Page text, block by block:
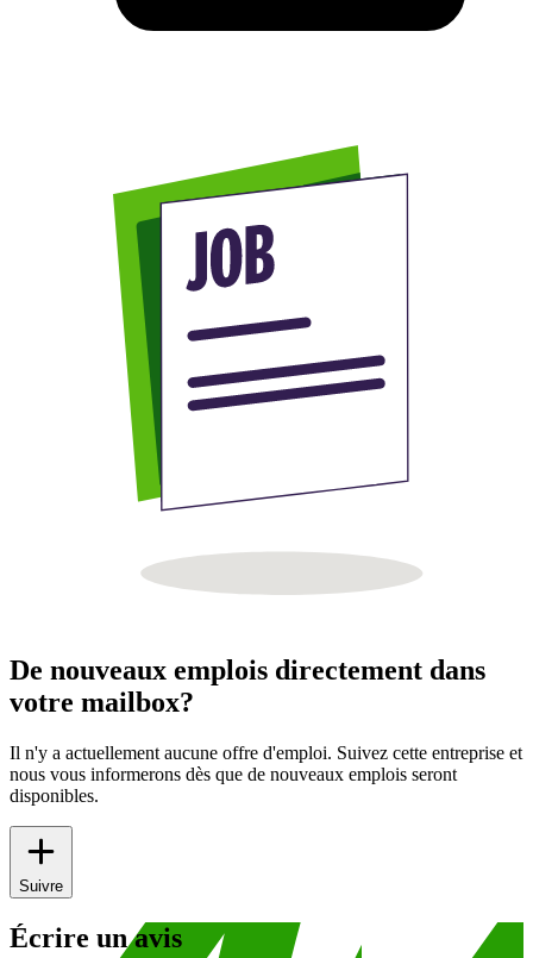
De nouveaux emplois directement dans
votre mailbox?
Il n'y a actuellement aucune offre d'emploi. Suivez cette entreprise et
nous vous informerons dès que de nouveaux emplois seront
disponibles.
Suivre
Écrire un avis